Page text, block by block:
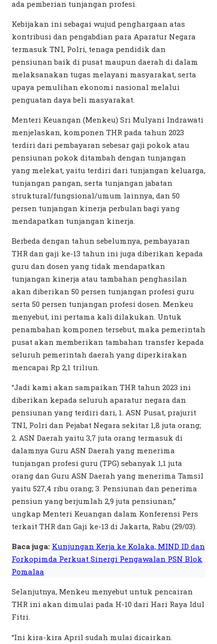
ada pemberian tunjangan profesi.
Kebijakan ini sebagai wujud penghargaan atas
kontribusi dan pengabdian para Aparatur Negara
termasuk TNI, Polri, tenaga pendidik dan
pensiunan baik di pusat maupun daerah di dalam
melaksanakan tugas melayani masyarakat, serta
upaya pemulihan ekonomi nasional melalui
penguatan daya beli masyarakat.
Menteri Keuangan (Menkeu) Sri Mulyani Indrawati
menjelaskan, komponen THR pada tahun 2023
terdiri dari pembayaran sebesar gaji pokok atau
pensiunan pokok ditambah dengan tunjangan
yang melekat, yaitu terdiri dari tunjangan keluarga,
tunjangan pangan, serta tunjangan jabatan
struktural/fungsional/umum lainnya, dan 50
persen tunjangan kinerja perbulan bagi yang
mendapatkan tunjangan kinerja.
Berbeda dengan tahun sebelumnya, pembayaran
THR dan gaji ke-13 tahun ini juga diberikan kepada
guru dan dosen yang tidak mendapatkan
tunjangan kinerja atau tambahan penghasilan
akan diberikan 50 persen tunjangan profesi guru
serta 50 persen tunjangan profesi dosen. Menkeu
menyebut, ini pertama kali dilakukan. Untuk
penambahan komponen tersebut, maka pemerintah
pusat akan memberikan tambahan transfer kepada
seluruh pemerintah daerah yang diperkirakan
mencapai Rp 2,1 triliun.
“Jadi kami akan sampaikan THR tahun 2023 ini
diberikan kepada seluruh aparatur negara dan
pensiunan yang terdiri dari, 1. ASN Pusat, prajurit
TNI, Polri dan Pejabat Negara sekitar 1,8 juta orang;
2. ASN Daerah yaitu 3,7 juta orang termasuk di
dalamnya Guru ASN Daerah yang menerima
tunjangan profesi guru (TPG) sebanyak 1,1 juta
orang dan Guru ASN Daerah yang menerima Tamsil
yaitu 527,4 ribu orang; 3. Pensiunan dan penerima
pensiun yang berjumlah 2,9 juta pensiunan,”
ungkap Menteri Keuangan dalam Konferensi Pers
terkait THR dan Gaji ke-13 di Jakarta, Rabu (29/03).
Baca juga: Kunjungan Kerja ke Kolaka, MIND ID dan
Forkopimda Perkuat Sinergi Pengawalan PSN Blok
Pomalaa
Selanjutnya, Menkeu menyebut untuk pencairan
THR ini akan dimulai pada H-10 dari Hari Raya Idul
Fitri.
“Ini kira-kira April sudah mulai dicairkan.